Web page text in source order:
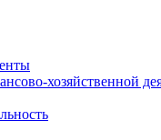
хозяйственной